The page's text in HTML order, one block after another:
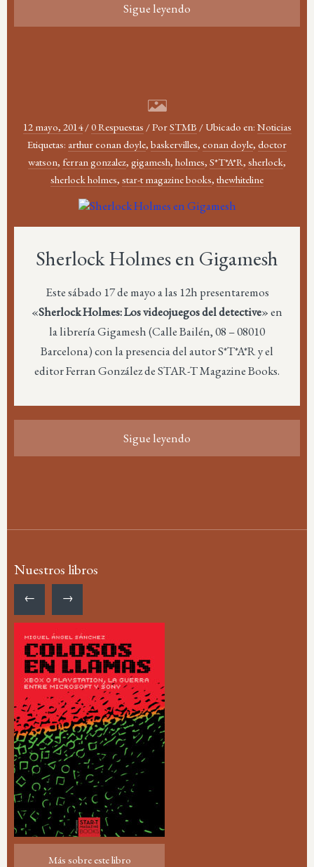
Sigue leyendo
12 mayo, 2014 /0 Respuestas /PorSTMB / Ubicado en: Noticias
Etiquetas: arthur conan doyle, baskervilles, conan doyle, doctor
watson, ferran gonzalez, gigamesh, holmes, S*T*A*R, sherlock,
sherlock holmes, star-t magazine books, thewhiteline
Sherlock Holmes en Gigamesh
Este sábado 17 de mayo a las 12h presentaremos
«Sherlock Holmes: Los videojuegos del detective» en
la librería Gigamesh (Calle Bailén, 08 – 08010
Barcelona) con la presencia del autor S*T*A*R y el
editor Ferran González de STAR-T Magazine Books.
Sigue leyendo
Nuestros libros
← →
Más sobre este libro